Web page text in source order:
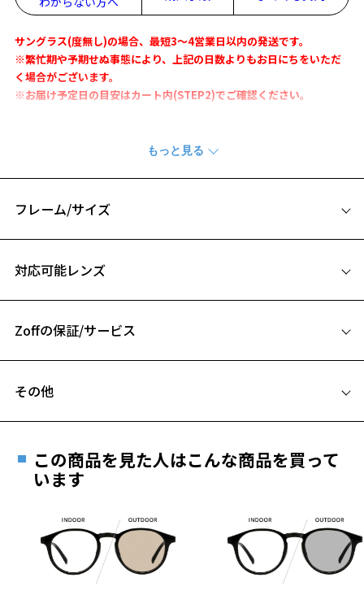
サングラス(度無し)の場合、最短3～4営業日以内の発送です。
※繁忙期や予期せぬ事態により、上記の日数よりもお日にちをいただ
く場合がございます。
※お届け予定日の目安はカート内(STEP2)でご確認ください。
程よいスッキリとした細身のフレームで顔馴染みも抜群。
豊富なカラー展開で幅広いスタイルと相性抜群。
シーズンレスにユニセックス(男女兼用)でお使いいただけます。
定番レンズカラーのブラックとブラウンは濃いめ、薄めの展開をし
ぬけ感のあるグリーンやブルーで、コーディネートのワンポイント
※柄や色味の出方に個体差があり、画像と異なる場合がございます。
サングラス ページをみる
【使用上の注意】
い。
■傷をつけるような金属と一緒にしまわないようご注意ください。
レンズの材質：プラスチック（コーティング）
レンズカラー：Z-AMBER_BR60F/ブラウン系
レンズ枠の材質：プラスチック
テンプルの材質：プラスチック
フレーム/サイズ
B ブリッジ(鼻部分)の横幅：21mm
対応可能レンズ
フレームとレンズの合計料金を知りたい方へ
Zoffの保証/サービス
安心1 フレーム１年間品質保証
日または発送日より１年間修理又は交換させて頂
きます。
※保証期間内に交換が行われた場合、保証期間は初期の期間から
延長されません。
その他
ご希望のお客さまは、「レンズ交換券」をお選びのうえ、
最寄りのZoff実店舗にてレンズをお買い求めください。
※サングラスやパッケージ品では「レンズ交換券」はお選び
談ください。
この商品を見た人はこんな商品を買って
います